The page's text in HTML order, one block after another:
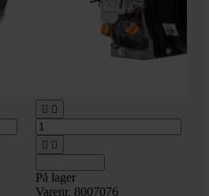
 
 
På lager
Varenr. 8007076